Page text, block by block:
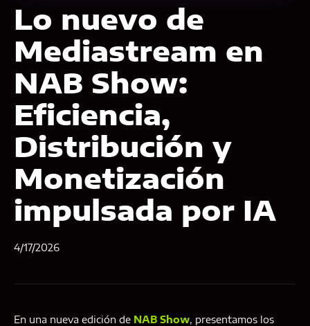
Lo nuevo de
Mediastream en
NAB Show:
Eficiencia,
Distribución y
Monetización
impulsada por IA
4/17/2026
En una nueva edición de NAB Show, presentamos los